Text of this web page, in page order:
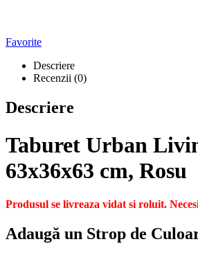
Favorite
Descriere
Recenzii (0)
Descriere
Taburet Urban
63x36x63 cm, Rosu
Produsul se livreaza vidat si roluit.
Adaugă un Strop de